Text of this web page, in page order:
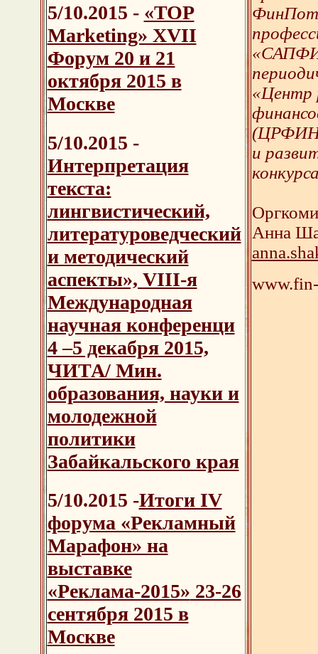
5/10.2015 - «TOP
Marketing» XVII
Форум 20 и 21
октября 2015 в
Москве
5/10.2015 -
Интерпретация
текста:
лингвистический,
литературоведческий
и методический
аспекты», VIII-я
Международная
научная конференци
4 –5 декабря 2015,
ЧИТА/ Мин.
образования, науки и
молодежной
политики
Забайкальского края
5/10.2015 -Итоги IV
форума «Рекламный
Марафон» на
выставке
«Реклама-2015» 23-26
сентября 2015 в
Москве
«Центр
и
Анна